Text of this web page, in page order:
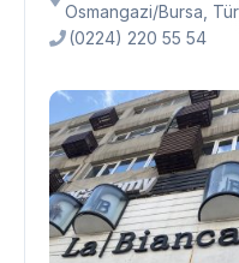
Osmangazi̇/Bursa,
(0224) 220 55 54